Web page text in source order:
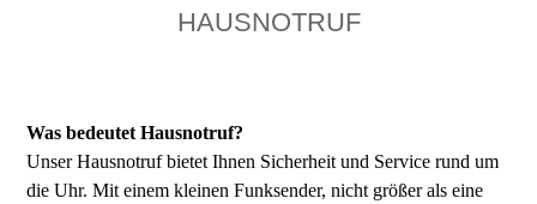
HAUSNOTRUF
Was bedeutet Hausnotruf?
Unser Hausnotruf bietet Ihnen Sicherheit und Service rund um
die Uhr. Mit einem kleinen Funksender, nicht größer als eine